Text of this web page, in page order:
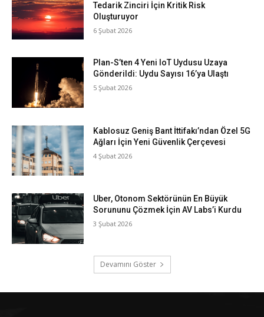
Tedarik Zinciri İçin Kritik Risk
Oluşturuyor
6 Şubat 2026
Plan-S’ten 4 Yeni IoT Uydusu Uzaya
Gönderildi: Uydu Sayısı 16’ya Ulaştı
5 Şubat 2026
Kablosuz Geniş Bant İttifakı’ndan Özel 5G
Ağları İçin Yeni Güvenlik Çerçevesi
4 Şubat 2026
Uber, Otonom Sektörünün En Büyük
Sorununu Çözmek İçin AV Labs’i Kurdu
3 Şubat 2026
Devamını Göster